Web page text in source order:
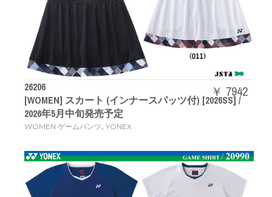
26206
[WOMEN] スカート (インナースパッツ付) [2026SS] /
2026年5月中旬発売予定
WOMEN ゲームパンツ, YONEX
￥ 7942